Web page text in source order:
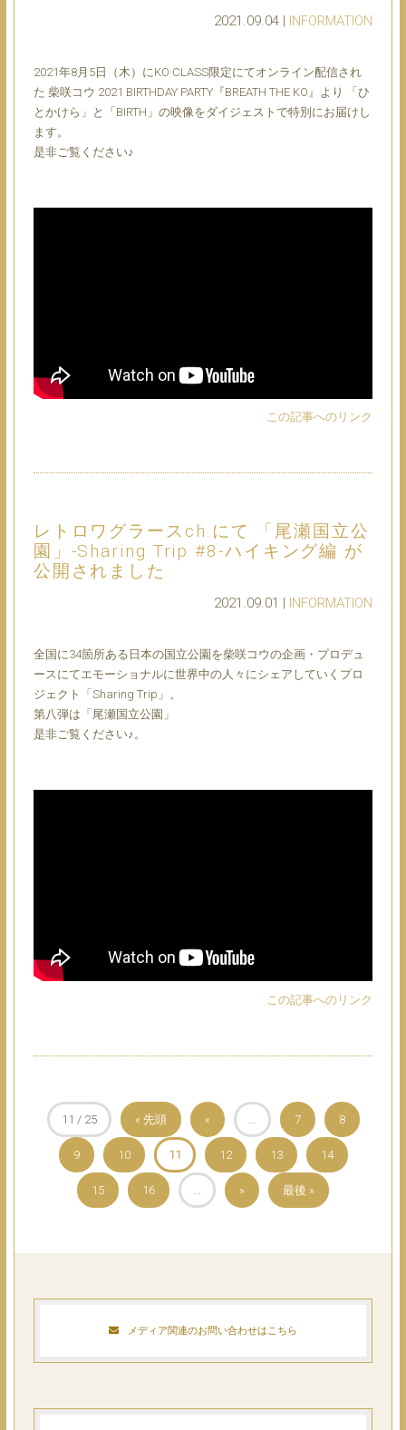
2021.09.04 | INFORMATION
2021年8月5日（木）にKO CLASS限定にてオンライン配信され
た 柴咲コウ 2021 BIRTHDAY PARTY『BREATH THE KO』より 「ひ
とかけら」と「BIRTH」の映像をダイジェストで特別にお届けし
ます。
是非ご覧ください♪
この記事へのリンク
レトロワグラースch.にて 「尾瀬国立公
園」-Sharing Trip #8-ハイキング編 が
公開されました
2021.09.01 | INFORMATION
全国に34箇所ある日本の国立公園を柴咲コウの企画・プロデュ
ースにてエモーショナルに世界中の人々にシェアしていくプロ
ジェクト「Sharing Trip」。
第八弾は「尾瀬国立公園」
是非ご覧ください♪。
この記事へのリンク
11 / 25 « 先頭 « 7 8
9 10 11 12 13 14
15 16 » 最後 »
メディア関連のお問い合わせはこちら